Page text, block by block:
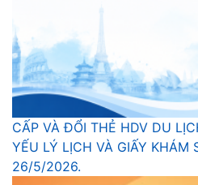
CẤP VÀ ĐỔI THẺ HDV DU
YẾU LÝ LỊCH VÀ GIẤY KHÁM
26/5/2026.